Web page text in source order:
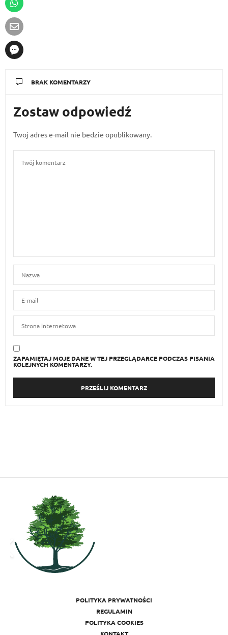
BRAK KOMENTARZY
Zostaw odpowiedź
Twoj adres e-mail nie bedzie opublikowany.
ZAPAMIĘTAJ MOJE DANE W TEJ PRZEGLĄDARCE PODCZAS PISANIA
KOLEJNYCH KOMENTARZY.
POLITYKA PRYWATNOŚCI
REGULAMIN
POLITYKA COOKIES